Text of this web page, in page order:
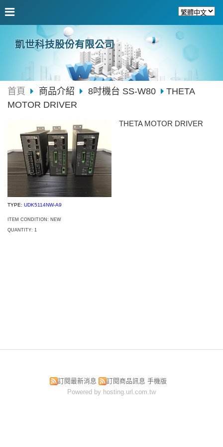
凱世科技股份有限公司
首頁 商品介紹 8吋機台 SS-W80
THETA
MOTOR DRIVER
THETA MOTOR DRIVER
TYPE: UDK5114NW-A9
ITEM CONDITION: NEW
QUANTITY: 1
訂閱最新消息 訂閱商品訊息 手機版
Powered by hosting.url.com.tw